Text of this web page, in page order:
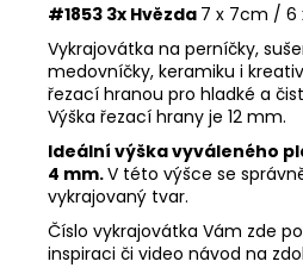
#1853 3x Hvězda 7 x 7cm / 6
Vykrajovátka na perníčky,
medovníčky, keramiku i
řezací hranou pro hladké a
Výška řezací hrany je 12 mm.
Ideální výška vyváleného
4 mm.V této výšce se
vykrajovaný tvar.
Číslo vykrajovátka Vám zde
inspiraci či video návod na